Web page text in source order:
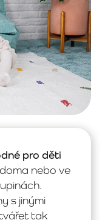
pro děti
nebo ve
s jinými
tak